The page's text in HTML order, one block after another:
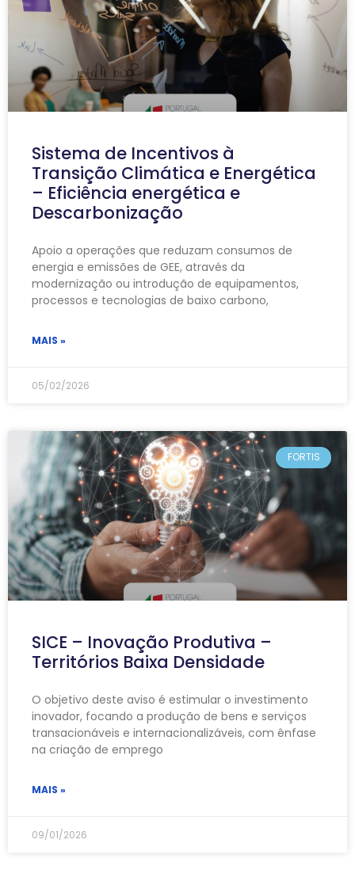
Sistema de Incentivos à
Transição Climática e Energética
– Eficiência energética e
Descarbonização
Apoio a operações que reduzam consumos de
energia e emissões de GEE, através da
modernização ou introdução de equipamentos,
processos e tecnologias de baixo carbono,
MAIS »
05/02/2026
FORTIS
SICE – Inovação Produtiva –
Territórios Baixa Densidade
O objetivo deste aviso é estimular o investimento
inovador, focando a produção de bens e serviços
transacionáveis e internacionalizáveis, com ênfase
na criação de emprego
MAIS »
09/01/2026